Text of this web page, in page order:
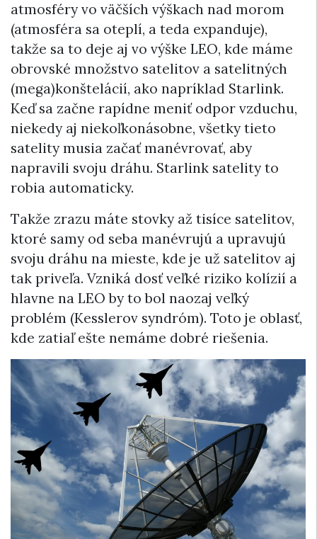
atmosféry vo väčších výškach nad morom
(atmosféra sa oteplí, a teda expanduje),
takže sa to deje aj vo výške LEO, kde máme
obrovské množstvo satelitov a satelitných
(mega)konštelácií, ako napríklad Starlink.
Keď sa začne rapídne meniť odpor vzduchu,
niekedy aj niekoľkonásobne, všetky tieto
satelity musia začať manévrovať, aby
napravili svoju dráhu. Starlink satelity to
robia automaticky.
Takže zrazu máte stovky až tisíce satelitov,
ktoré samy od seba manévrujú a upravujú
svoju dráhu na mieste, kde je už satelitov aj
tak priveľa. Vzniká dosť veľké riziko kolízií a
hlavne na LEO by to bol naozaj veľký
problém (Kesslerov syndróm). Toto je oblasť,
kde zatiaľ ešte nemáme dobré riešenia.